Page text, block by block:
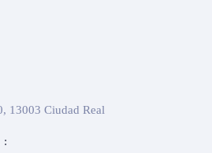
13003 Ciudad Real